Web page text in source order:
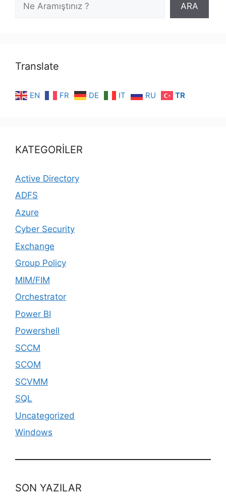
ARA
Translate
EN FR DE IT RU TR
KATEGORİLER
Active Directory
ADFS
Azure
Cyber Security
Exchange
Group Policy
MIM/FIM
Orchestrator
Power BI
Powershell
SCCM
SCOM
SCVMM
SQL
Uncategorized
Windows
SON YAZILAR